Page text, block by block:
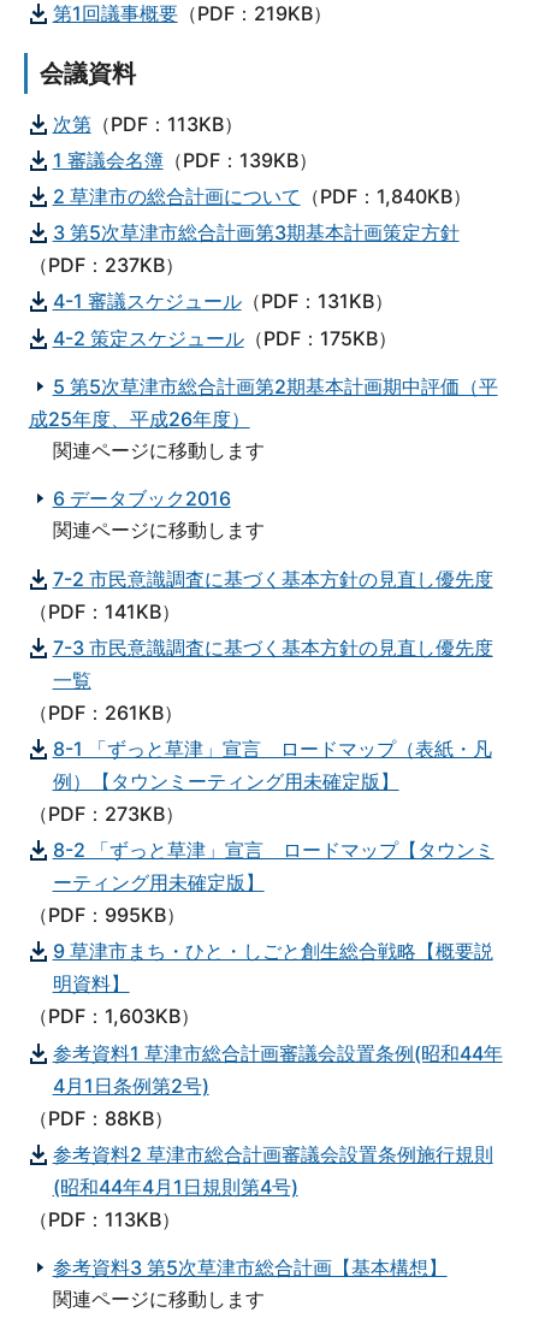
第1回議事概要（PDF：219KB）
会議資料
次第（PDF：113KB）
1 審議会名簿（PDF：139KB）
2 草津市の総合計画について （PDF：1,840KB）
3 第5次草津市総合計画第3期基本計画策定方針
（PDF：237KB）
4-1 審議スケジュール（PDF：131KB）
4-2 策定スケジュール（PDF：175KB）
5 第5次草津市総合計画第2期基本計画期中評価（平
成25年度、平成26年度）
関連ページに移動します
6 データブック2016
関連ページに移動します
7-2 市民意識調査に基づく基本方針の見直し優先度
（PDF：141KB）
7-3 市民意識調査に基づく基本方針の見直し優先度
一覧
（PDF：261KB）
8-1 「ずっと草津」宣言 ロードマップ（表紙・凡
例）【タウンミーティング用未確定版】
（PDF：273KB）
8-2 「ずっと草津」宣言 ロードマップ【タウンミ
ーティング用未確定版】
（PDF：995KB）
9 草津市まち・ひと・しごと創生総合戦略【概要説
明資料】
（PDF：1,603KB）
参考資料1 草津市総合計画審議会設置条例(昭和44年
4月1日条例第2号)
（PDF：88KB）
参考資料2 草津市総合計画審議会設置条例施行規則
(昭和44年4月1日規則第4号)
（PDF：113KB）
参考資料3 第5次草津市総合計画【基本構想】
関連ページに移動します